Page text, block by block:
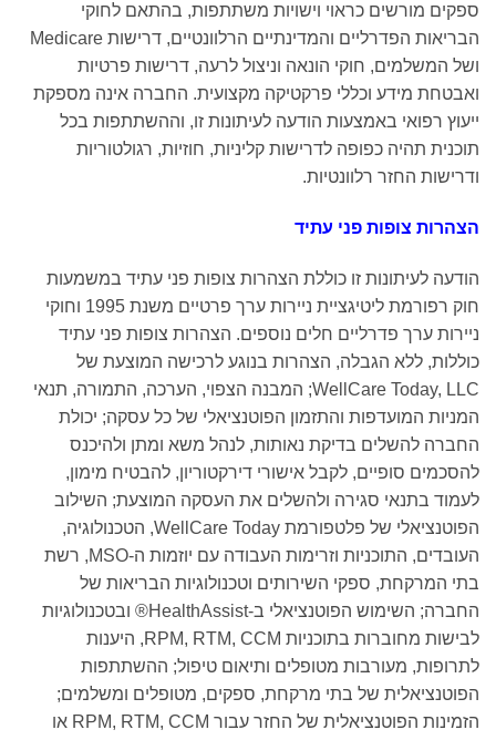
ספקים מורשים כראוי וישויות משתתפות, בהתאם לחוקי
הבריאות הפדרליים והמדינתיים הרלוונטיים, דרישות Medicare
ושל המשלמים, חוקי הונאה וניצול לרעה, דרישות פרטיות
ואבטחת מידע וכללי פרקטיקה מקצועית. החברה אינה מספקת
ייעוץ רפואי באמצעות הודעה לעיתונות זו, וההשתתפות בכל
תוכנית תהיה כפופה לדרישות קליניות, חוזיות, רגולטוריות
ודרישות החזר רלוונטיות.
הצהרות צופות פני עתיד
הודעה לעיתונות זו כוללת הצהרות צופות פני עתיד במשמעות
חוק רפורמת ליטיגציית ניירות ערך פרטיים משנת 1995 וחוקי
ניירות ערך פדרליים חלים נוספים. הצהרות צופות פני עתיד
כוללות, ללא הגבלה, הצהרות בנוגע לרכישה המוצעת של
WellCare Today, LLC; המבנה הצפוי, הערכה, התמורה, תנאי
המניות המועדפות והתזמון הפוטנציאלי של כל עסקה; יכולת
החברה להשלים בדיקת נאותות, לנהל משא ומתן ולהיכנס
להסכמים סופיים, לקבל אישורי דירקטוריון, להבטיח מימון,
לעמוד בתנאי סגירה ולהשלים את העסקה המוצעת; השילוב
הפוטנציאלי של פלטפורמת WellCare Today, הטכנולוגיה,
העובדים, התוכניות וזרימות העבודה עם יוזמות ה-MSO, רשת
בתי המרקחת, ספקי השירותים וטכנולוגיות הבריאות של
החברה; השימוש הפוטנציאלי ב-HealthAssist® ובטכנולוגיות
לבישות מחוברות בתוכניות RPM, RTM, CCM, היענות
לתרופות, מעורבות מטופלים ותיאום טיפול; ההשתתפות
הפוטנציאלית של בתי מרקחת, ספקים, מטופלים ומשלמים;
הזמינות הפוטנציאלית של החזר עבור RPM, RTM, CCM או